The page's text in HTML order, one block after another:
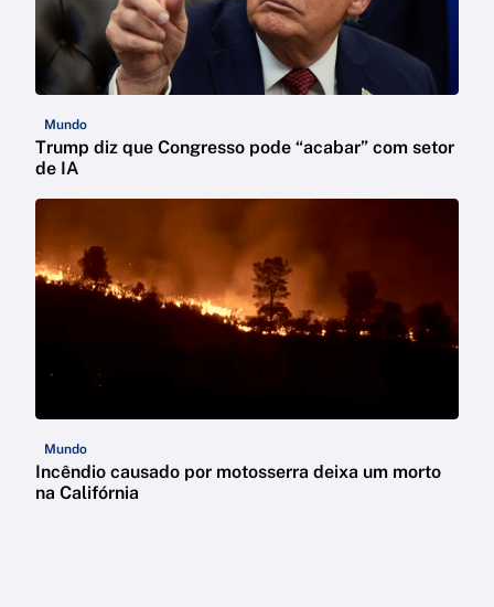
Mundo
Trump diz que Congresso pode “acabar” com setor
de IA
Mundo
Incêndio causado por motosserra deixa um morto
na Califórnia